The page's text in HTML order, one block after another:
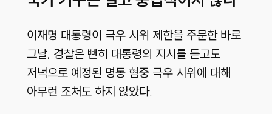
이재명 대통령이 극우 시위 제한을 주문한 바로
그날, 경찰은 뻔히 대통령의 지시를 듣고도
저녁으로 예정된 명동 혐중 극우 시위에 대해
아무런 조처도 하지 않았다.